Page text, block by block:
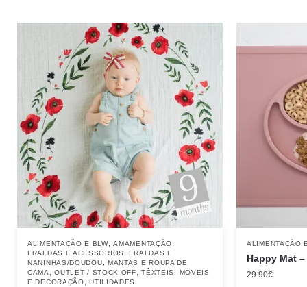
ALIMENTAÇÃO E BLW,AMAMENTAÇÃO,
FRALDAS E ACESSÓRIOS ,FRALDAS E
NANINHAS/DOUDOU, MANTAS E ROUPA DE
CAMA,OUTLET / STOCK-OFF,TÊXTEIS, MÓVEIS
E DECORAÇÃO,UTILIDADES
ALIMENTAÇÃO
Happy Mat –
29.90€